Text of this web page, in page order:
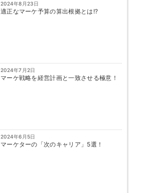
2024年8月23日
適正なマーケ予算の算出根拠とは!?
2024年7月2日
マーケ戦略を経営計画と一致させる極意！
2024年6月5日
マーケターの「次のキャリア」5選！